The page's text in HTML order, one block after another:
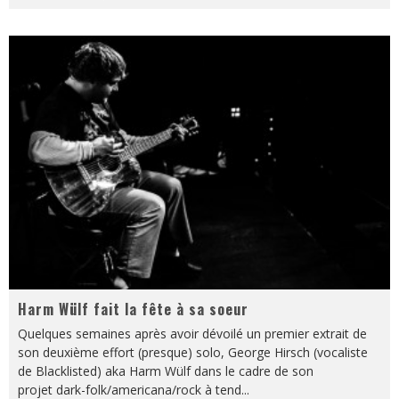
Harm Wülf fait la fête à sa soeur
Quelques semaines après avoir dévoilé un premier extrait de
son deuxième effort (presque) solo, George Hirsch (vocaliste
de Blacklisted) aka Harm Wülf dans le cadre de son
projet dark-folk/americana/rock à tend...